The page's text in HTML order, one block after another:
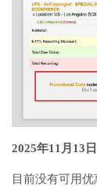
2025年11月13
目前没有可用